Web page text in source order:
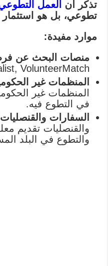
تذكر أن العمل
تطوعي، بل هو
موارد مفيدة:
منصات البحث عن
VolunteerMatch
المنظمات غير
المنظمات غير
في التطوع فيه.
السفارات
والقنصليات تقديم
والتطوع في البلد